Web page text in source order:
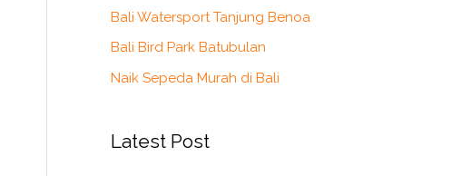
Bali Watersport Tanjung Benoa
Bali Bird Park Batubulan
Naik Sepeda Murah di Bali
Latest Post